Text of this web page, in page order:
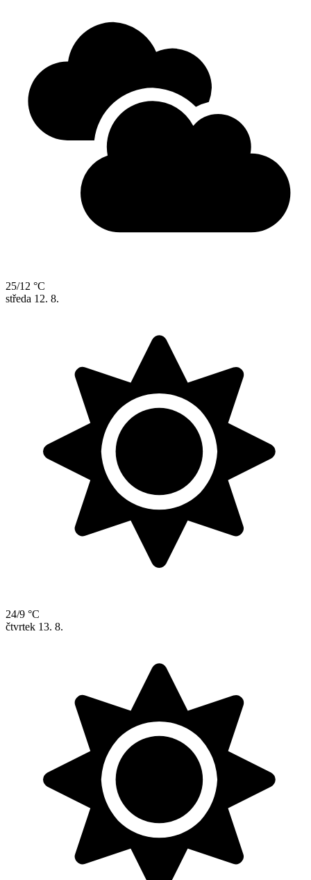
25/12 °C
středa 12. 8.
24/9 °C
čtvrtek 13. 8.